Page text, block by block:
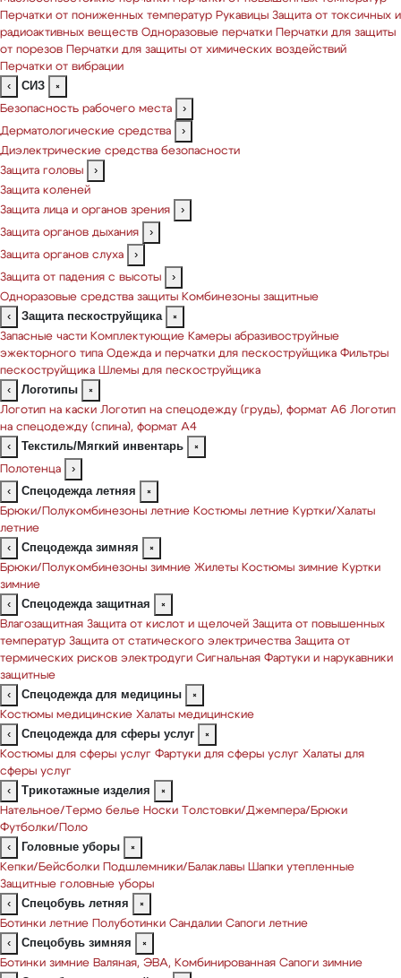
Перчатки от пониженных температур Рукавицы Защита от токсичных и
радиоактивных веществ Одноразовые перчатки
Перчатки для защиты
от порезов
Перчатки для защиты от химических воздействий
Перчатки от вибрации
‹
СИЗ
×
Безопасность рабочего места
›
Дерматологические средства
›
Диэлектрические средства безопасности
Защита головы
›
Защита коленей
Защита лица и органов зрения
›
Защита органов дыхания
›
Защита органов слуха
›
Защита от падения с высоты
›
Одноразовые средства защиты Комбинезоны защитные
‹
Защита пескоструйщика
×
Запасные части Комплектующие Камеры абразивоструйные
эжекторного типа Одежда и перчатки для пескоструйщика Фильтры
пескоструйщика Шлемы для пескоструйщика
‹
Логотипы
×
Логотип на каски Логотип на спецодежду (грудь), формат А6 Логотип
на спецодежду (спина), формат А4
‹
Текстиль/Мягкий инвентарь
×
Полотенца
›
‹
Спецодежда летняя
×
Брюки/Полукомбинезоны летние Костюмы летние Куртки/Халаты
летние
‹
Спецодежда зимняя
×
Брюки/Полукомбинезоны зимние Жилеты Костюмы зимние Куртки
зимние
‹
Спецодежда защитная
×
Влагозащитная Защита от кислот и щелочей Защита от повышенных
температур Защита от статического электричества Защита от
термических рисков электродуги Сигнальная Фартуки и нарукавники
защитные
‹
Спецодежда для медицины
×
Костюмы медицинские Халаты медицинские
‹
Спецодежда для сферы услуг
×
Костюмы для сферы услуг Фартуки для сферы услуг Халаты для
сферы услуг
‹
Трикотажные изделия
×
Нательное/Термо белье Носки
Толстовки/Джемпера/Брюки
Футболки/Поло
‹
Головные уборы
×
Кепки/Бейсболки
Подшлемники/Балаклавы Шапки утепленные
Защитные головные уборы
‹
Спецобувь летняя
×
Ботинки летние
Полуботинки Сандалии Сапоги летние
‹
Спецобувь зимняя
×
Ботинки зимние Валяная, ЭВА, Комбинированная Сапоги зимние